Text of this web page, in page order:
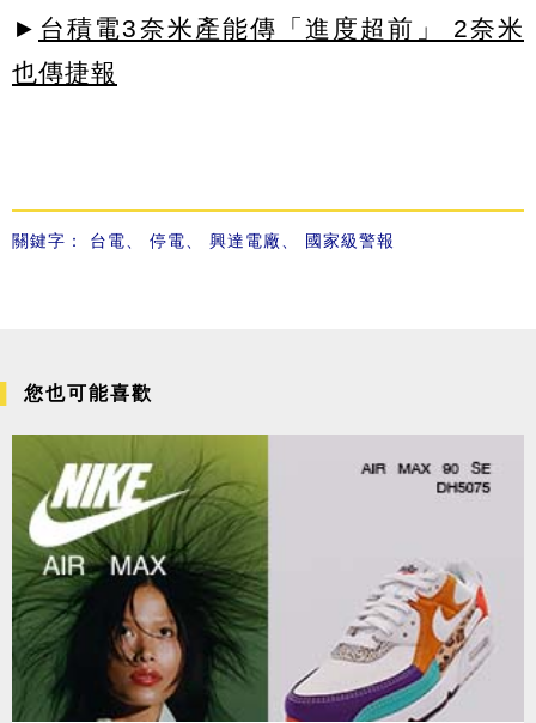
► 台積電3奈米產能傳「進度超前」 2奈米
也傳捷報
關鍵字： 台電、 停電、 興達電廠、 國家級警報
您也可能喜歡